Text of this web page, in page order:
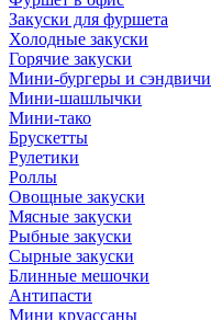
Закуски для фуршета
Холодные закуски
Горячие закуски
Мини-бургеры и сэндвичи
Мини-шашлычки
Мини-тако
Брускетты
Рулетики
Роллы
Овощные закуски
Мясные закуски
Рыбные закуски
Сырные закуски
Блинные мешочки
Антипасти
Мини круассаны